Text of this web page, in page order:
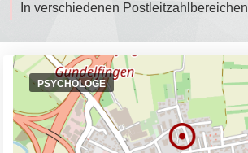
In verschiedenen Postleitzahlbereichen
PSYCHOLOGE